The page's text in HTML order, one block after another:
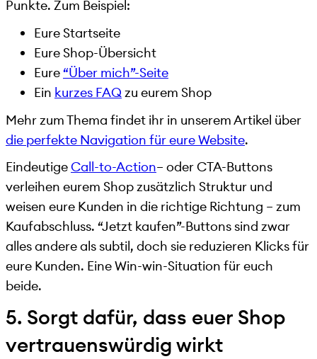
Punkte. Zum Beispiel:
Eure Startseite
Eure Shop-Übersicht
Eure“Über mich”-Seite
Ein kurzes FAQzu eurem Shop
Mehr zum Thema findet ihr in unserem Artikel über
die perfekte Navigation für eure Website.
EindeutigeCall-to-Action– oder CTA-Buttons
verleihen eurem Shop zusätzlich Struktur und
weisen eure Kunden in die richtige Richtung – zum
Kaufabschluss. “Jetzt kaufen”-Buttons sind zwar
alles andere als subtil, doch sie reduzieren Klicks für
eure Kunden. Eine Win-win-Situation für euch
beide.
5. Sorgt dafür, dass euer Shop
vertrauenswürdig wirkt